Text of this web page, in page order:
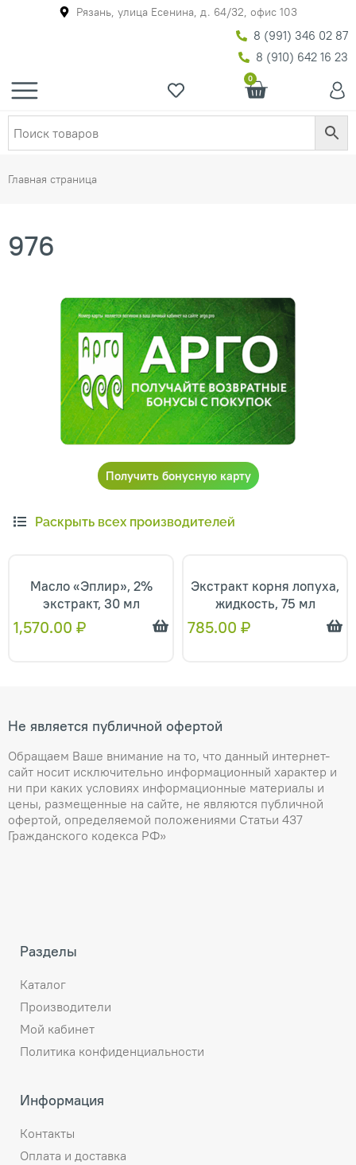
Рязань, улица Есенина, д. 64/32, офис 103
8 (991) 346 02 87
8 (910) 642 16 23
0
Главная страница
976
Получить бонусную карту
Раскрыть всех производителей
Масло «Эплир», 2%
экстракт, 30 мл
1,570.00 ₽
Экстракт корня лопуха,
жидкость, 75 мл
785.00 ₽
Не является публичной офертой
Обращаем Ваше внимание на то, что данный интернет-
сайт носит исключительно информационный характер и
ни при каких условиях информационные материалы и
цены, размещенные на сайте, не являются публичной
офертой, определяемой положениями Статьи 437
Гражданского кодекса РФ»
Разделы
Каталог
Производители
Мой кабинет
Политика конфиденциальности
Информация
Контакты
Оплата и доставка